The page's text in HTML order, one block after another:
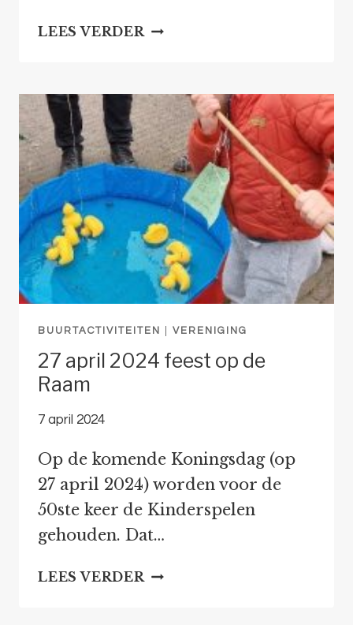
LEES VERDER REÜNIE
BUURTACTIVITEITEN VERENIGING
27 april 2024 feest op de
Raam
7 april 2024
Op de komende Koningsdag (op
27 april 2024) worden voor de
50ste keer de Kinderspelen
gehouden. Dat…
LEES VERDER 27